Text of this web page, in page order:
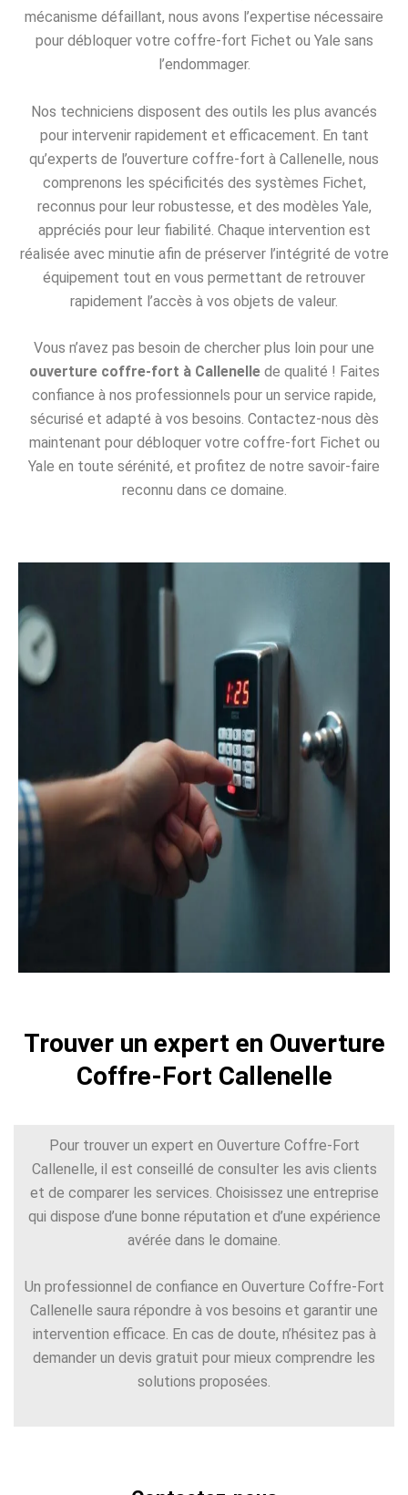
mécanisme défaillant, nous avons l’expertise nécessaire
pour débloquer votre coffre-fort Fichet ou Yale sans
l’endommager.
Nos techniciens disposent des outils les plus avancés
pour intervenir rapidement et efficacement. En tant
qu’experts de l’ouverture coffre-fort à Callenelle, nous
comprenons les spécificités des systèmes Fichet,
reconnus pour leur robustesse, et des modèles Yale,
appréciés pour leur fiabilité. Chaque intervention est
réalisée avec minutie afin de préserver l’intégrité de votre
équipement tout en vous permettant de retrouver
rapidement l’accès à vos objets de valeur.
Vous n’avez pas besoin de chercher plus loin pour une
ouverture coffre-fort à Callenellede qualité ! Faites
confiance à nos professionnels pour un service rapide,
sécurisé et adapté à vos besoins. Contactez-nous dès
maintenant pour débloquer votre coffre-fort Fichet ou
Yale en toute sérénité, et profitez de notre savoir-faire
reconnu dans ce domaine.
Trouver un expert en Ouverture
Coffre-Fort Callenelle
Pour trouver un expert en Ouverture Coffre-Fort
Callenelle, il est conseillé de consulter les avis clients
et de comparer les services. Choisissez une entreprise
qui dispose d’une bonne réputation et d’une expérience
avérée dans le domaine.
Un professionnel de confiance en Ouverture Coffre-Fort
Callenelle saura répondre à vos besoins et garantir une
intervention efficace. En cas de doute, n’hésitez pas à
demander un devis gratuit pour mieux comprendre les
solutions proposées.